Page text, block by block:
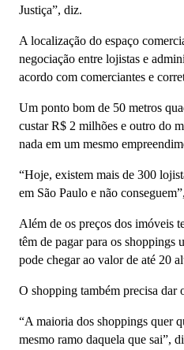
Justiça”, diz.
A localização do espaço
negociação entre lojistas e
acordo com comerciantes e
Um ponto bom de 50 metros
custar R$ 2 milhões e outro do
nada em um mesmo
“Hoje, existem mais de 300
em São Paulo e não
Além de os preços dos imóveis
têm de pagar para os shoppings
pode chegar ao valor de até 20
O shopping também precisa dar
“A maioria dos shoppings quer
mesmo ramo daquela que sai”,